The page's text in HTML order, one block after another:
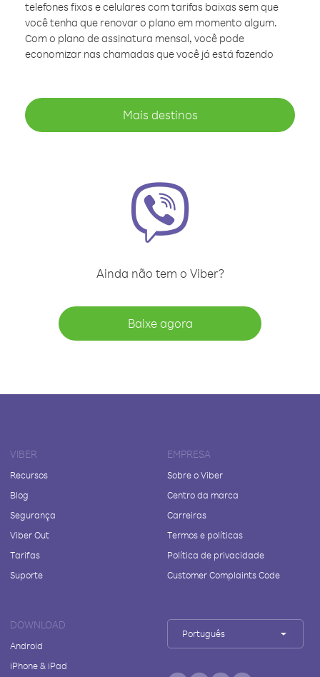
telefones fixos e celulares com tarifas baixas sem que
você tenha que renovar o plano em momento algum.
Com o plano de assinatura mensal, você pode
economizar nas chamadas que você já está fazendo
Mais destinos
Ainda não tem o Viber?
Baixe agora
VIBER
Recursos
Blog
Segurança
Viber Out
Tarifas
Suporte
EMPRESA
Sobre o Viber
Centro da marca
Carreiras
Termos e políticas
Política de privacidade
Customer Complaints Code
DOWNLOAD
Android
iPhone & iPad
Português